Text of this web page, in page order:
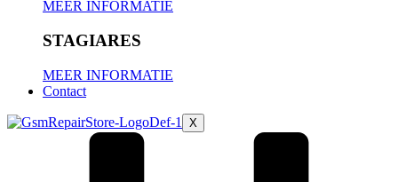
MEER INFORMATIE
STAGIARES
MEER INFORMATIE
Contact
X